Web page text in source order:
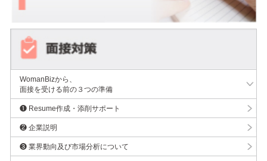
WomanBizから、
面接を受ける前の３つの準備
❶ Resume作成・添削サポート
❷ 企業説明
❸ 業界動向及び市場分析について